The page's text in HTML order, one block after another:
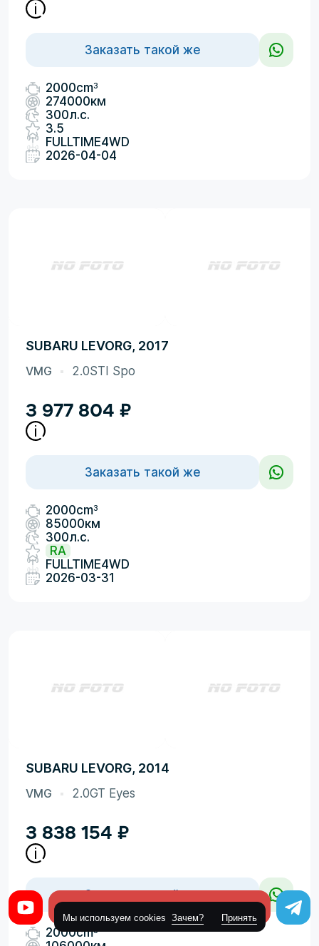
Заказать такой же
2000cm3
274000км
300л.с.
3.5
FULLTIME4WD
2026-04-04
SUBARU LEVORG, 2017
VMG 2.0STI Spo
3 977 804 ₽
Заказать такой же
2000cm3
85000км
300л.с.
RA
FULLTIME4WD
2026-03-31
SUBARU LEVORG, 2014
VMG 2.0GT Eyes
3 838 154 ₽
Заказать такой же
2000cm3
Мы используем cookies Зачем? Принять